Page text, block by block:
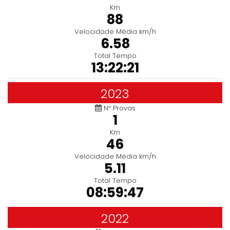
Km
88
Velocidade Média km/h
6.58
Total Tempo
13:22:21
2023
Nº Provas
1
Km
46
Velocidade Média km/h
5.11
Total Tempo
08:59:47
2022